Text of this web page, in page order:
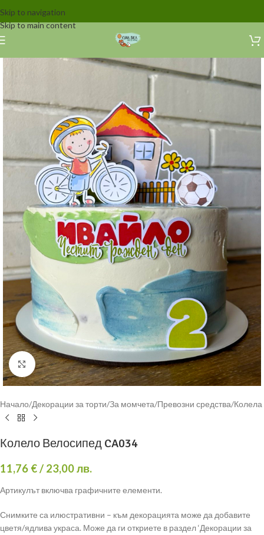
Skip to navigation
Skip to main content
Click to enlarge
Начало/Декорации за торти/За момчета/Превозни средства/Колела
Колело Велосипед CA034
11,76 €/ 23,00 лв.
Артикулът включва графичните елементи.
Снимките са илюстративни – към декорацията може да добавите
цветя/ядливa украса. Може да ги откриете в раздел ‘Декорации за